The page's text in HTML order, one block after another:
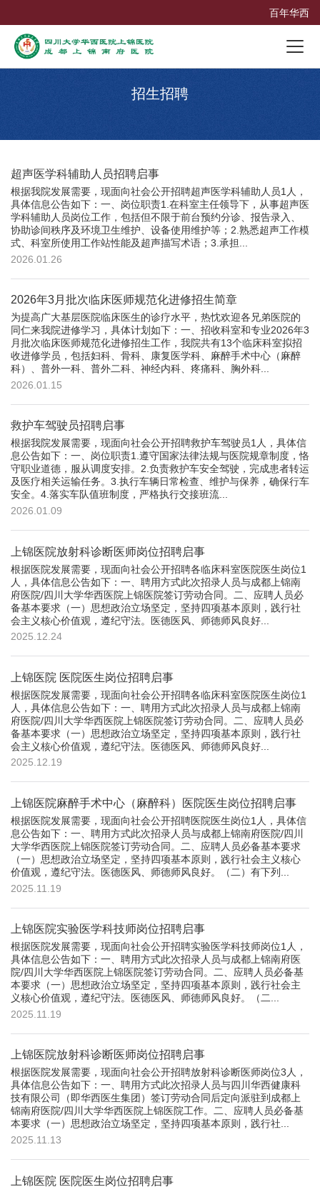
百年华西
招生招聘
超声医学科辅助人员招聘启事
根据我院发展需要，现面向社会公开招聘超声医学科辅助人员1人，
具体信息公告如下：一、岗位职责1.在科室主任领导下，从事超声医
学科辅助人员岗位工作，包括但不限于前台预约分诊、报告录入、
协助诊间秩序及环境卫生维护、设备使用维护等；2.熟悉超声工作模
式、科室所使用工作站性能及超声描写术语；3.承担...
2026.01.26
2026年3月批次临床医师规范化进修招生简章
为提高广大基层医院临床医生的诊疗水平，热忱欢迎各兄弟医院的
同仁来我院进修学习，具体计划如下：一、招收科室和专业2026年3
月批次临床医师规范化进修招生工作，我院共有13个临床科室拟招
收进修学员，包括妇科、骨科、康复医学科、麻醉手术中心（麻醉
科）、普外一科、普外二科、神经内科、疼痛科、胸外科...
2026.01.15
救护车驾驶员招聘启事
根据我院发展需要，现面向社会公开招聘救护车驾驶员1人，具体信
息公告如下：一、岗位职责1.遵守国家法律法规与医院规章制度，恪
守职业道德，服从调度安排。2.负责救护车安全驾驶，完成患者转运
及医疗相关运输任务。3.执行车辆日常检查、维护与保养，确保行车
安全。4.落实车队值班制度，严格执行交接班流...
2026.01.09
上锦医院放射科诊断医师岗位招聘启事
根据医院发展需要，现面向社会公开招聘各临床科室医院医生岗位1
人，具体信息公告如下：一、聘用方式此次招录人员与成都上锦南
府医院/四川大学华西医院上锦医院签订劳动合同。二、应聘人员必
备基本要求（一）思想政治立场坚定，坚持四项基本原则，践行社
会主义核心价值观，遵纪守法。医德医风、师德师风良好...
2025.12.24
上锦医院 医院医生岗位招聘启事
根据医院发展需要，现面向社会公开招聘各临床科室医院医生岗位1
人，具体信息公告如下：一、聘用方式此次招录人员与成都上锦南
府医院/四川大学华西医院上锦医院签订劳动合同。二、应聘人员必
备基本要求（一）思想政治立场坚定，坚持四项基本原则，践行社
会主义核心价值观，遵纪守法。医德医风、师德师风良好...
2025.12.19
上锦医院麻醉手术中心（麻醉科）医院医生岗位招聘启事
根据医院发展需要，现面向社会公开招聘医院医生岗位1人，具体信
息公告如下：一、聘用方式此次招录人员与成都上锦南府医院/四川
大学华西医院上锦医院签订劳动合同。二、应聘人员必备基本要求
（一）思想政治立场坚定，坚持四项基本原则，践行社会主义核心
价值观，遵纪守法。医德医风、师德师风良好。（二）有下列...
2025.11.19
上锦医院实验医学科技师岗位招聘启事
根据医院发展需要，现面向社会公开招聘实验医学科技师岗位1人，
具体信息公告如下：一、聘用方式此次招录人员与成都上锦南府医
院/四川大学华西医院上锦医院签订劳动合同。二、应聘人员必备基
本要求（一）思想政治立场坚定，坚持四项基本原则，践行社会主
义核心价值观，遵纪守法。医德医风、师德师风良好。（二...
2025.11.19
上锦医院放射科诊断医师岗位招聘启事
根据医院发展需要，现面向社会公开招聘放射科诊断医师岗位3人，
具体信息公告如下：一、聘用方式此次招录人员与四川华西健康科
技有限公司（即华西医生集团）签订劳动合同后定向派驻到成都上
锦南府医院/四川大学华西医院上锦医院工作。二、应聘人员必备基
本要求（一）思想政治立场坚定，坚持四项基本原则，践行社...
2025.11.13
上锦医院 医院医生岗位招聘启事